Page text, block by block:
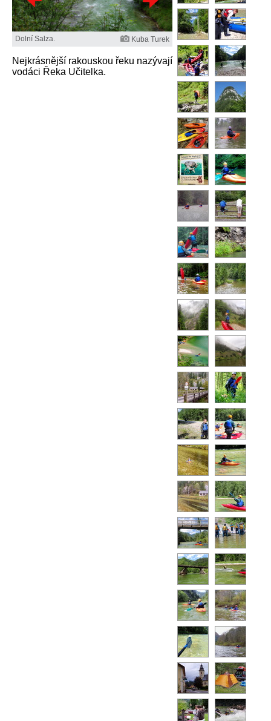
Dolní Salza. Kuba Turek
Nejkrásnější rakouskou řeku nazývají
vodáci Řeka Učitelka.